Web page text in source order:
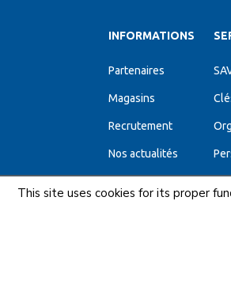
INFORMATIONS
Partenaires
Magasins
Recrutement
Nos actualités
This site uses cookies for its proper